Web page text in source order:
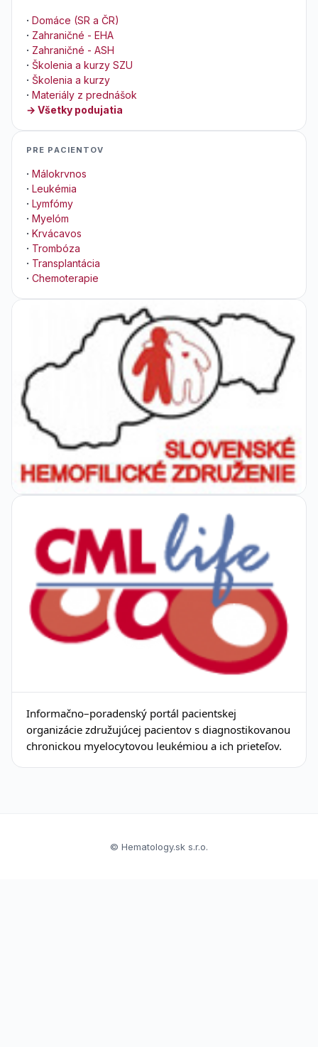
· Domáce (SR a ČR)
· Zahraničné - EHA
· Zahraničné - ASH
· Školenia a kurzy SZU
· Školenia a kurzy
· Materiály z prednášok
→ Všetky podujatia
PRE PACIENTOV
· Málokrvnos
· Leukémia
· Lymfómy
· Myelóm
· Krvácavos
· Trombóza
· Transplantácia
· Chemoterapie
Informačno–poradenský portál pacientskej
organizácie združujúcej pacientov s diagnostikovanou
chronickou myelocytovou leukémiou a ich prieteľov.
© Hematology.sk s.r.o.